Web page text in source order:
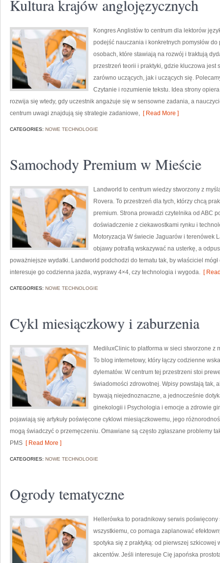
Kultura krajów anglojęzycznych
Kongres Anglistów to centrum dla lektorów
podejść nauczania i konkretnych pomysłów
osobach, które stawiają na rozwój i traktują
przestrzeń teorii i praktyki, gdzie kluczowa jest
zarówno uczących, jak i uczących się.
Czytanie i rozumienie tekstu. Idea strony
rozwija się wtedy, gdy uczestnik angażuje się w sensowne zadania, a
centrum uwagi znajdują się strategie zadaniowe, [ Read More ]
CATEGORIES: NOWE TECHNOLOGIE
Samochody Premium w Mieście
Landworld to centrum wiedzy stworzony z
Rovera. To przestrzeń dla tych, którzy chcą
premium. Strona prowadzi czytelnika od ABC
doświadczenie z ciekawostkami rynku i
Motoryzacja W świecie Jaguarów i terenówek
objawy potrafią wskazywać na usterkę, a
poważniejsze wydatki. Landworld podchodzi do tematu tak, by właściciel
interesuje go codzienna jazda, wyprawy 4×4, czy technologia i wygoda. [
CATEGORIES: NOWE TECHNOLOGIE
Cykl miesiączkowy i zaburzenia
MediluxClinic to platforma w sieci stworzone z
To blog internetowy, który łączy codzienne
dylematów. W centrum tej przestrzeni stoi
świadomości zdrowotnej. Wpisy powstają tak,
bywają niejednoznaczne, a jednocześnie
ginekologii i Psychologia i emocje a zdrowie
pojawiają się artykuły poświęcone cyklowi miesiączkowemu, jego
mogą świadczyć o przemęczeniu. Omawiane są często zgłaszane problemy
PMS [ Read More ]
CATEGORIES: NOWE TECHNOLOGIE
Ogrody tematyczne
Hellerówka to poradnikowy serwis
wszystkiemu, co pomaga zaplanować
spotyka się z praktyką: od pierwszej szkicowej
akcentów. Jeśli interesuje Cię japońska